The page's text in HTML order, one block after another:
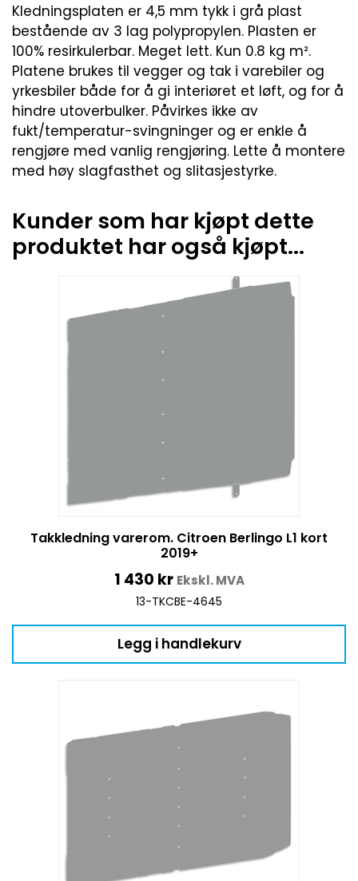
Kledningsplaten er 4,5 mm tykk i grå plast
bestående av 3 lag polypropylen. Plasten er
100% resirkulerbar. Meget lett. Kun 0.8 kg m².
Platene brukes til vegger og tak i varebiler og
yrkesbiler både for å gi interiøret et løft, og for å
hindre utoverbulker. Påvirkes ikke av
fukt/temperatur-svingninger og er enkle å
rengjøre med vanlig rengjøring. Lette å montere
med høy slagfasthet og slitasjestyrke.
Kunder som har kjøpt dette
produktet har også kjøpt...
Takkledning varerom. Citroen Berlingo L1 kort
2019+
1 430 kr Ekskl. MVA
13-TKCBE-4645
Legg i handlekurv